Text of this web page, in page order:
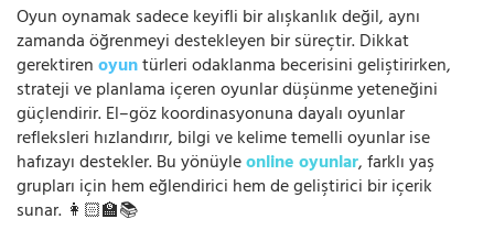
Oyun oynamak sadece keyifli bir alışkanlık değil, aynı
zamanda öğrenmeyi destekleyen bir süreçtir. Dikkat
gerektirenoyuntürleri odaklanma becerisini geliştirirken,
strateji ve planlama içeren oyunlar düşünme yeteneğini
güçlendirir. El–göz koordinasyonuna dayalı oyunlar
refleksleri hızlandırır, bilgi ve kelime temelli oyunlar ise
hafızayı destekler. Bu yönüyleonline oyunlar, farklı yaş
grupları için hem eğlendirici hem de geliştirici bir içerik
sunar. 👩🏻‍🏫📚